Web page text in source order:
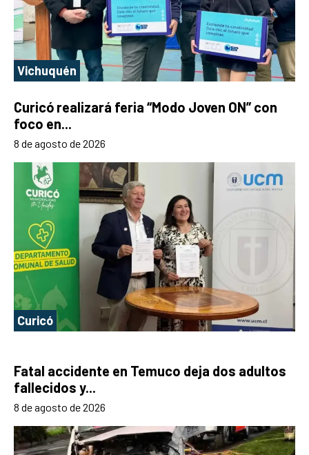
Vichuquén
Curicó realizará feria “Modo Joven ON” con
foco en...
8 de agosto de 2026
Curicó
Fatal accidente en Temuco deja dos adultos
fallecidos y...
8 de agosto de 2026